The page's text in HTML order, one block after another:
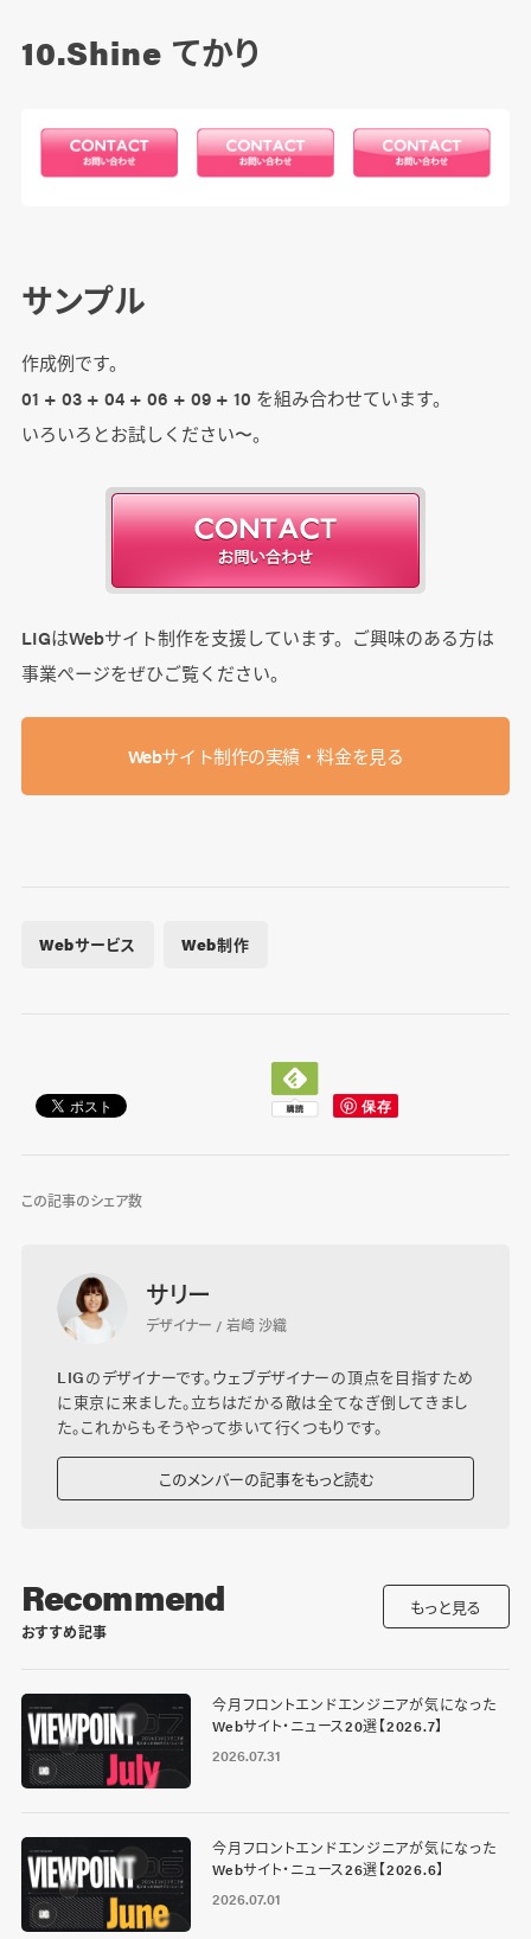
10.Shine てかり
サンプル
作成例です。
01 + 03 + 04 + 06 + 09 + 10 を組み合わせています。
いろいろとお試しください〜。
LIGはWebサイト制作を支援しています。ご興味のある方は
事業ぺージをぜひご覧ください。
Webサイト制作の実績・料金を見る
Webサービス Web制作
この記事のシェア数
サリー
デザイナー / 岩崎 沙織
LIGのデザイナーです。ウェブデザイナーの頂点を目指すため
に東京に来ました。立ちはだかる敵は全てなぎ倒してきまし
た。これからもそうやって歩いて行くつもりです。
このメンバーの記事をもっと読む
Recommend
おすすめ記事
もっと見る
今月フロントエンドエンジニアが気になった
Webサイト・ニュース20選【2026.7】
2026.07.31
今月フロントエンドエンジニアが気になった
Webサイト・ニュース26選【2026.6】
2026.07.01